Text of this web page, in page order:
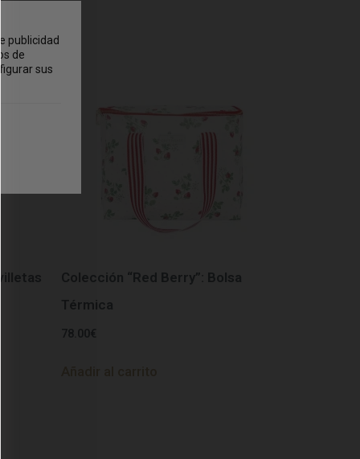
Colección “Red Berry”: Bolsa
Térmica
78.00€
publicidad
de
sus